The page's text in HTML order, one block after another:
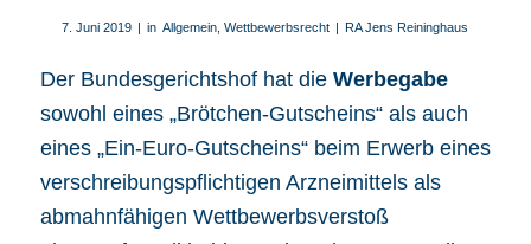
7. Juni 2019 | in Allgemein ,Wettbewerbsrecht | RA Jens Reininghaus
Der Bundesgerichtshof hat die Werbegabe
sowohl eines „Brötchen-Gutscheins“ als auch
eines „Ein-Euro-Gutscheins“ beim Erwerb eines
verschreibungspflichtigen Arzneimittels als
abmahnfähigen Wettbewerbsverstoß